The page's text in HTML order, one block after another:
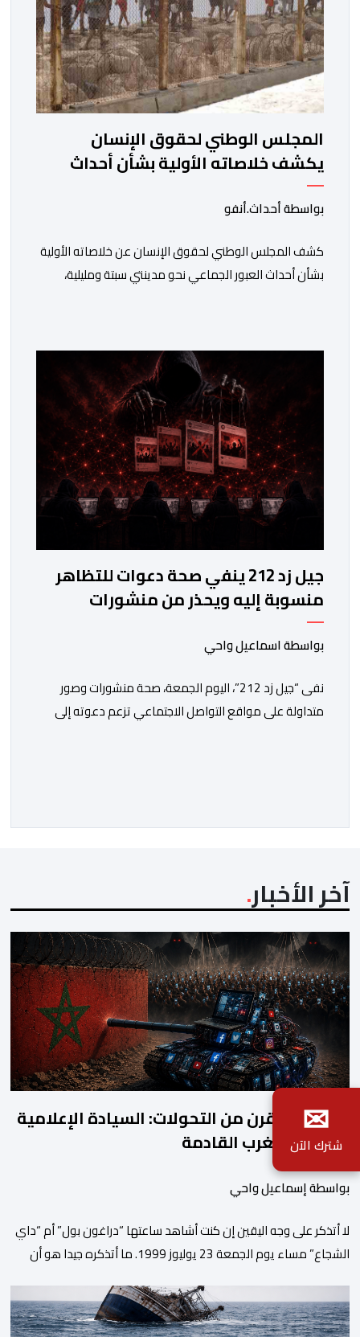
المجلس الوطني لحقوق الإنسان
يكشف خلاصاته الأولية بشأن أحداث
العبور إلى سبتة ومليلية
بواسطة أحداث.أنفو
كشف المجلس الوطني لحقوق الإنسان عن خلاصاته الأولية
بشأن أحداث العبور الجماعي نحو مدينتي سبتة ومليلية،
وحقوق الأطفال والحقوق المرتبطة بالهجرة. وأوضح
المجلس، في بلاغ له، أنه اعتمد في تتبعه للأحداث على الرصد
الميداني والرقمي والاستماع إلى شهادات عدد […]
جيل زد 212 ينفي صحة دعوات للتظاهر
منسوبة إليه ويحذر من منشورات
مفبركة
بواسطة اسماعيل واحي
نفى “جيل زد 212”، اليوم الجمعة، صحة منشورات وصور
متداولة على مواقع التواصل الاجتماعي تزعم دعوته إلى
آخر الأخبار
خلاصة ربع قرن من التحولات: السيادة الإعلامية
معركة المغرب القادمة
بواسطة إسماعيل واحي
لا أتذكر على وجه اليقين إن كنت أشاهد ساعتها “دراغون بول” أم “داي
الشجاع” مساء يوم الجمعة 23 يوليوز 1999. ما أتذكره جيدا هو أن
تلاوة القرآن الكريم، ثم جاء الإعلان الرسمي عن وفاة الملك الحسن
الثاني طيب الله ثراه، رافقته هيستيريا من البكاء داخل المنزل […]
✉
شترك الآن